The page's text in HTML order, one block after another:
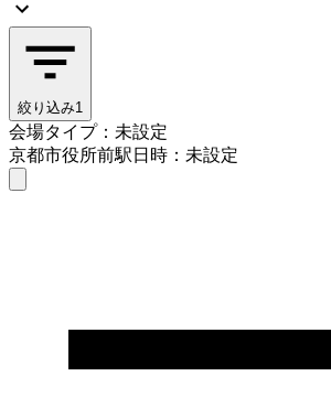
絞り込み1
会場タイプ：未設定
京都市役所前駅日時：未設定